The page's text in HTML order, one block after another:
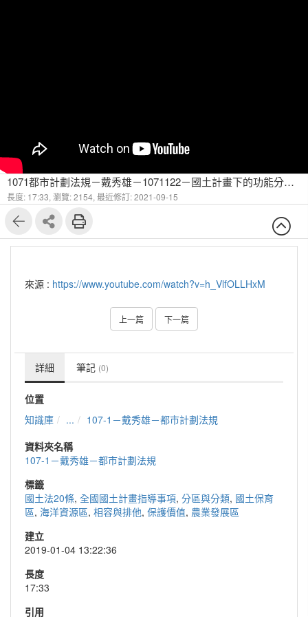
1071都市計劃法規－戴秀雄－1071122－國土計畫下的功能分區(2)
長度: 17:33, 瀏覽: 2154, 最近修訂: 2021-09-15
來源 : https://www.youtube.com/watch?v=h_VlfOLLHxM
上一篇 下一篇
詳細 筆記 (0)
位置
知識庫
...
107-1－戴秀雄－都市計劃法規
資料夾名稱
107-1－戴秀雄－都市計劃法規
標籤
國土法20條, 全國國土計畫指導事項, 分區與分類, 國土保育
區, 海洋資源區, 相容與排他, 保護價值, 農業發展區
建立
2019-01-04 13:22:36
長度
17:33
引用